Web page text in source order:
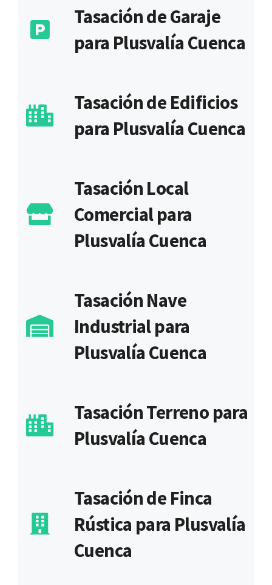
Tasación de Garaje
para Plusvalía Cuenca
Tasación de Edificios
para Plusvalía Cuenca
Tasación Local
Comercial para
Plusvalía Cuenca
Tasación Nave
Industrial para
Plusvalía Cuenca
Tasación Terreno para
Plusvalía Cuenca
Tasación de Finca
Rústica para Plusvalía
Cuenca